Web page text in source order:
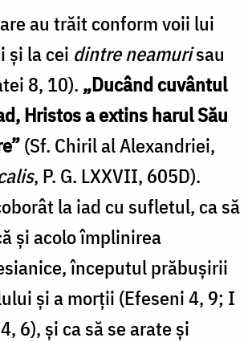
au trăit conform voii lui
şi la cei dintre neamurisau
8, 10). „Ducând cuvântul
Hristos a extins harul Său
(Sf. Chiril al Alexandriei,
, P. G. LXXVII, 605D).
la iad cu sufletul, ca să
şi acolo împlinirea
începutul prăbuşirii
şi a morţii (Efeseni 4, 9; I
6), şi ca să se arate şi